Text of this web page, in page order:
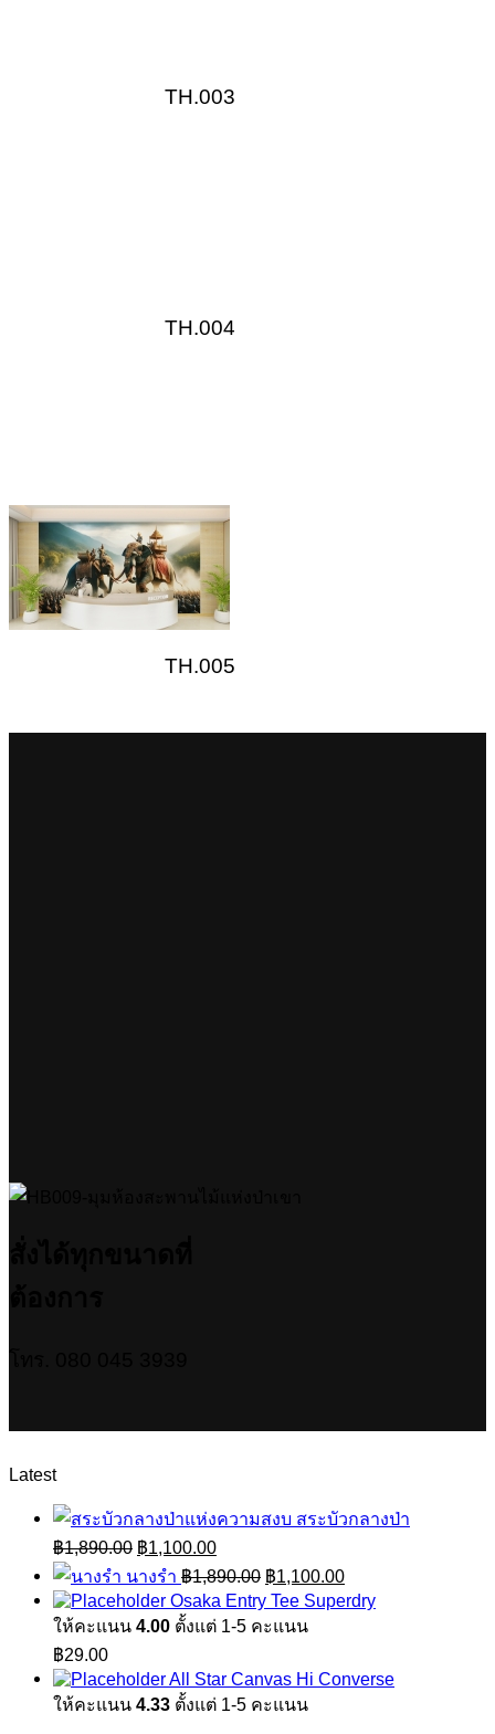
TH.003
TH.004
TH.005
Latest
สระบัวกลางป่า
฿1,890.00 Original
price
was:
฿1,890.00.
฿1,100.00Current
price
is:
฿1,100.00.
นางรำ ฿1,890.00 Original
price
was:
฿1,890.00.
฿1,100.00Current
price
is:
Osaka Entry Tee Superdry
ให้คะแนน 4.00 ตั้งแต่ 1-5 คะแนน
฿29.00
All Star Canvas Hi Converse
ให้คะแนน 4.33 ตั้งแต่ 1-5 คะแนน